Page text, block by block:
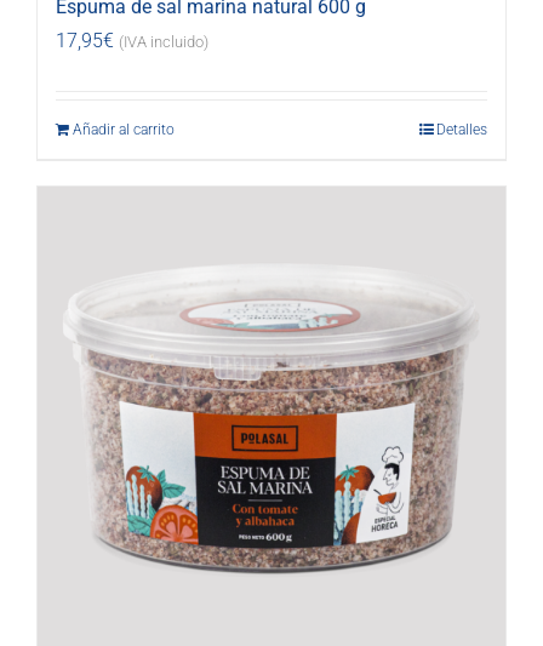
Espuma de sal marina natural 600 g
17,95€ (IVA incluido)
Añadir al carrito Detalles